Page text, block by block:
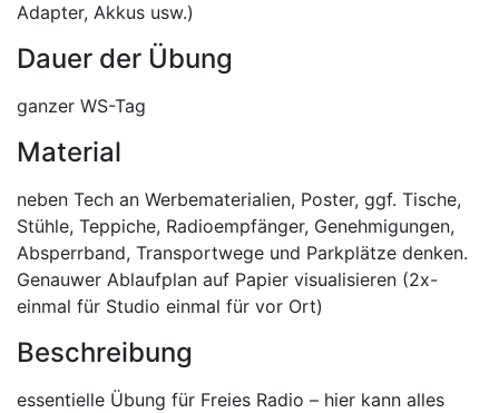
Adapter, Akkus usw.)
Dauer der Übung
ganzer WS-Tag
Material
neben Tech an Werbematerialien, Poster, ggf. Tische,
Stühle, Teppiche, Radioempfänger, Genehmigungen,
Absperrband, Transportwege und Parkplätze denken.
Genauwer Ablaufplan auf Papier visualisieren (2x-
einmal für Studio einmal für vor Ort)
Beschreibung
essentielle Übung für Freies Radio – hier kann alles